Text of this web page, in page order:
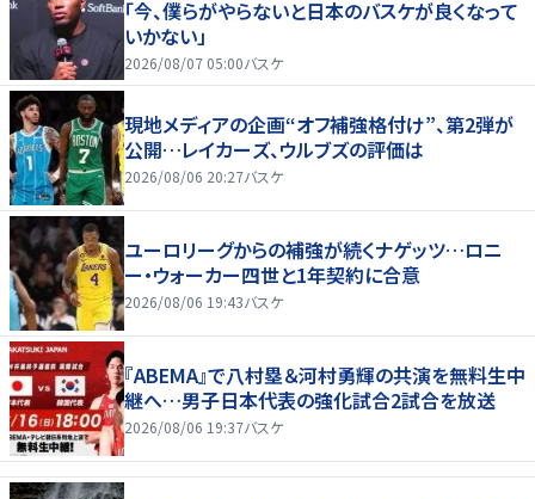
「今、僕らがやらないと日本のバスケが良くなって
いかない」
2026/08/07 05:00バスケ
現地メディアの企画“オフ補強格付け”、第2弾が
公開…レイカーズ、ウルブズの評価は
2026/08/06 20:27バスケ
ユーロリーグからの補強が続くナゲッツ…ロニ
ー・ウォーカー四世と1年契約に合意
2026/08/06 19:43バスケ
『ABEMA』で八村塁＆河村勇輝の共演を無料生中
継へ…男子日本代表の強化試合2試合を放送
2026/08/06 19:37バスケ